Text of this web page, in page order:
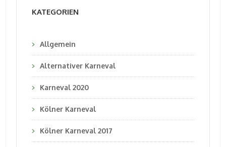
KATEGORIEN
Allgemein
Alternativer Karneval
Karneval 2020
Kölner Karneval
Kölner Karneval 2017